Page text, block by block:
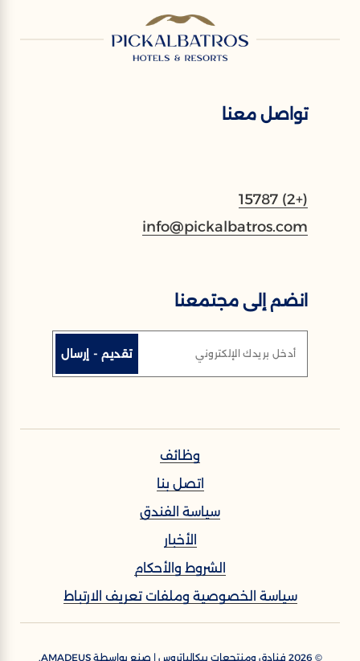
تواصل معنا
(+2) 15787
info@pickalbatros.com
انضم إلى مجتمعنا
أدخل بريدك الإلكتروني تقديم - إرسال
وظائف
اتصل بنا
سياسة الفندق
الأخبار
الشروط والأحكام
سياسة الخصوصية وملفات تعريف الارتباط
©
2026 فنادق ومنتجعات بيكالباتروس | صنع بواسطةAMADEUS.